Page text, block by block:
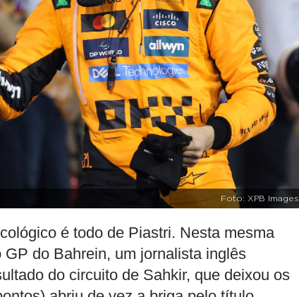
Foto: XPB Images
é todo de Piastri. Nesta mesma
do Bahrein, um jornalista inglês
do circuito de Sahkir, que deixou os